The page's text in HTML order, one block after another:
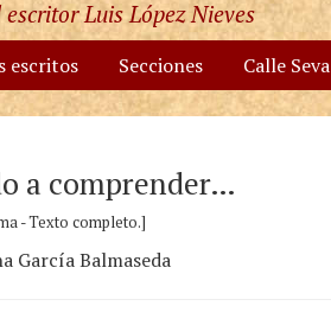
Luis López Nieves
escritos Secciones Calle Seva
a comprender…
- Texto completo.]
García Balmaseda